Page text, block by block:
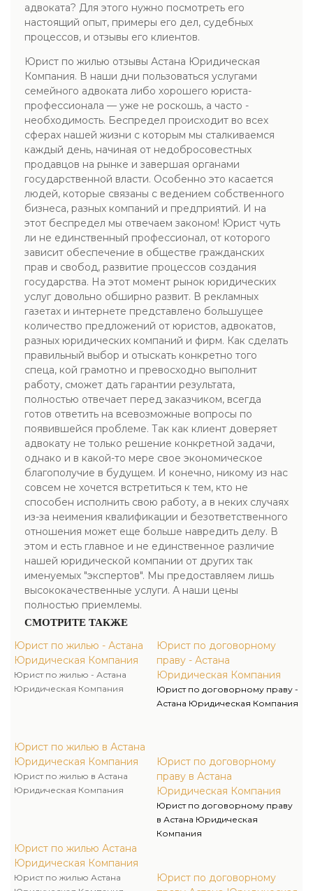
адвоката? Для этого нужно посмотреть его
настоящий опыт, примеры его дел, судебных
процессов, и отзывы его клиентов.
Юрист по жилью отзывы Астана Юридическая
Компания. В наши дни пользоваться услугами
семейного адвоката либо хорошего юриста-
профессионала — уже не роскошь, а часто -
необходимость. Беспредел происходит во всех
сферах нашей жизни с которым мы сталкиваемся
каждый день, начиная от недобросовестных
продавцов на рынке и завершая органами
государственной власти. Особенно это касается
людей, которые связаны с ведением собственного
бизнеса, разных компаний и предприятий. И на
этот беспредел мы отвечаем законом! Юрист чуть
ли не единственный профессионал, от которого
зависит обеспечение в обществе гражданских
прав и свобод, развитие процессов создания
государства. На этот момент рынок юридических
услуг довольно обширно развит. В рекламных
газетах и интернете представлено большущее
количество предложений от юристов, адвокатов,
разных юридических компаний и фирм. Как сделать
правильный выбор и отыскать конкретно того
спеца, кой грамотно и превосходно выполнит
работу, сможет дать гарантии результата,
полностью отвечает перед заказчиком, всегда
готов ответить на всевозможные вопросы по
появившейся проблеме. Так как клиент доверяет
адвокату не только решение конкретной задачи,
однако и в какой-то мере свое экономическое
благополучие в будущем. И конечно, никому из нас
совсем не хочется встретиться к тем, кто не
способен исполнить свою работу, а в неких случаях
из-за неимения квалификации и безответственного
отношения может еще больше навредить делу. В
этом и есть главное и не единственное различие
нашей юридической компании от других так
именуемых "экспертов". Мы предоставляем лишь
высококачественные услуги. А наши цены
полностью приемлемы.
СМОТРИТЕ ТАКЖЕ
Юрист по жилью - Астана
Юридическая Компания
Юрист по жилью - Астана
Юридическая Компания
Юрист по жилью в Астана
Юридическая Компания
Юрист по жилью в Астана
Юридическая Компания
Юрист по жилью Астана
Юридическая Компания
Юрист по жилью Астана
Юрист по договорному
праву - Астана
Юридическая Компания
Юрист по договорному праву -
Астана Юридическая Компания
Юрист по договорному
праву в Астана
Юридическая Компания
Юрист по договорному праву
в Астана Юридическая
Компания
Юрист по договорному